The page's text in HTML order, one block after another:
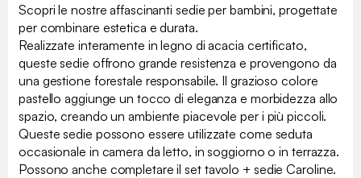
Scopri le nostre affascinanti sedie per bambini, progettate
per combinare estetica e durata.
Realizzate interamente in legno di acacia certificato,
queste sedie offrono grande resistenza e provengono da
una gestione forestale responsabile. Il grazioso colore
pastello aggiunge un tocco di eleganza e morbidezza allo
spazio, creando un ambiente piacevole per i più piccoli.
Queste sedie possono essere utilizzate come seduta
occasionale in camera da letto, in soggiorno o in terrazza.
Possono anche completare il set tavolo + sedie Caroline.